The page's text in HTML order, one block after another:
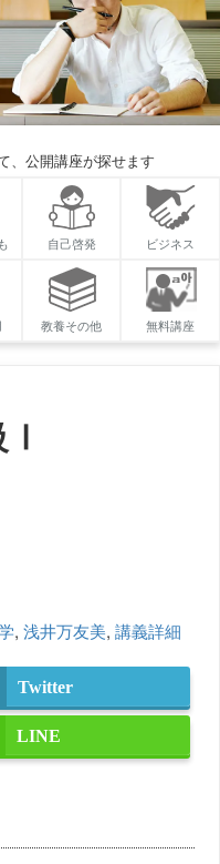
、公開講座が探せます
自己啓発 ビジネス
教養その他 無料講座
Ⅰ
,浅井万友美,講義詳細
Twitter
LINE